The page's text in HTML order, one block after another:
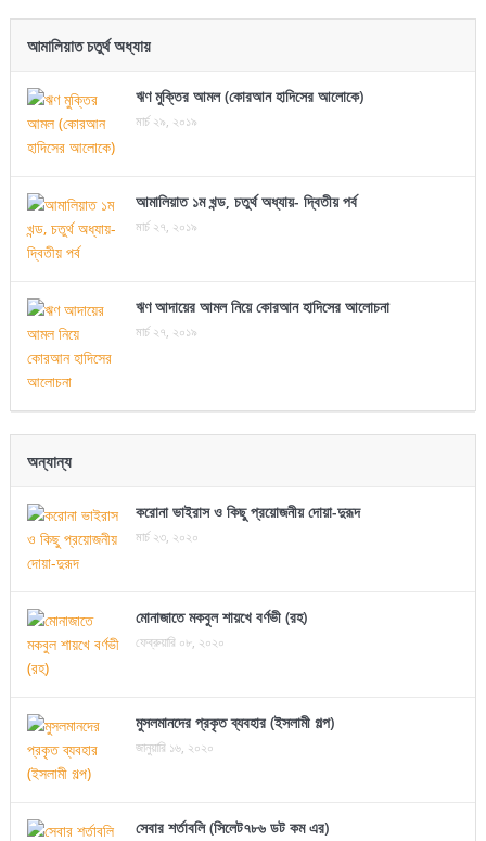
আমালিয়াত চতুর্থ অধ্যায়
ঋণ মুক্তির আমল (কোরআন হাদিসের আলোকে)
মার্চ ২৯, ২০১৯
আমালিয়াত ১ম খন্ড, চতুর্থ অধ্যায়- দ্বিতীয় পর্ব
মার্চ ২৭, ২০১৯
ঋণ আদায়ের আমল নিয়ে কোরআন হাদিসের আলোচনা
মার্চ ২৭, ২০১৯
অন্যান্য
করোনা ভাইরাস ও কিছু প্রয়োজনীয় দোয়া-দুরূদ
মার্চ ২৩, ২০২০
মোনাজাতে মকবুল শায়খে বর্ণভী (রহ)
ফেব্রুয়ারি ০৮, ২০২০
মুসলমানদের প্রকৃত ব্যবহার (ইসলামী গল্প)
জানুয়ারি ১৬, ২০২০
সেবার শর্তাবলি (সিলেট৭৮৬ ডট কম এর)